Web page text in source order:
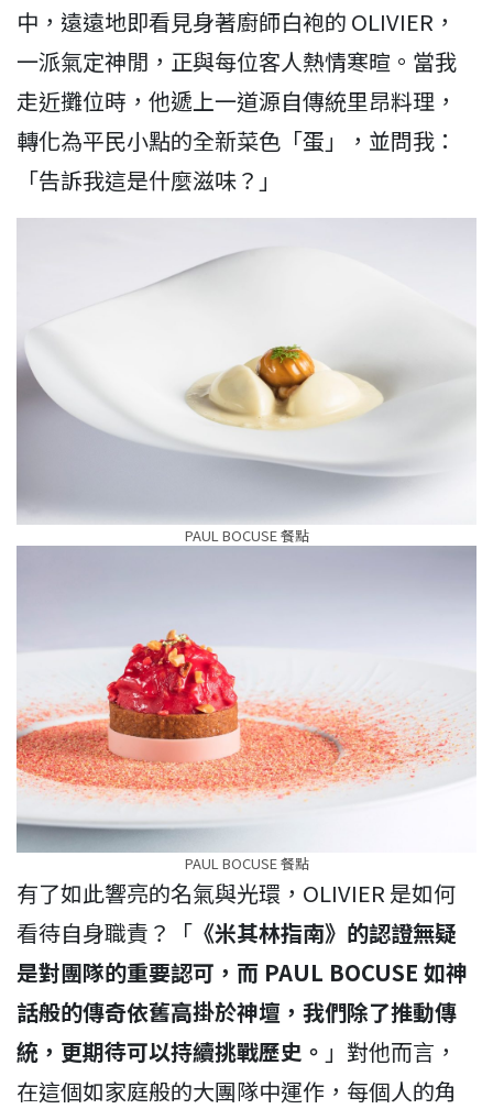
中，遠遠地即看見身著廚師白袍的 OLIVIER，
一派氣定神閒，正與每位客人熱情寒暄。當我
走近攤位時，他遞上一道源自傳統里昂料理，
轉化為平民小點的全新菜色「蛋」，並問我：
「告訴我這是什麼滋味？」
PAUL BOCUSE 餐點
PAUL BOCUSE 餐點
有了如此響亮的名氣與光環，OLIVIER 是如何
看待自身職責？「 《米其林指南》的認證無疑
是對團隊的重要認可，而 PAUL BOCUSE 如神
話般的傳奇依舊高掛於神壇，我們除了推動傳
統，更期待可以持續挑戰歷史。 」對他而言，
在這個如家庭般的大團隊中運作，每個人的角